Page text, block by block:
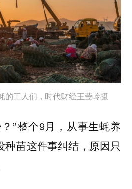
的工人们，时代财经王莹岭摄
”整个9月，从事生蚝养
种苗这件事纠结，原因只